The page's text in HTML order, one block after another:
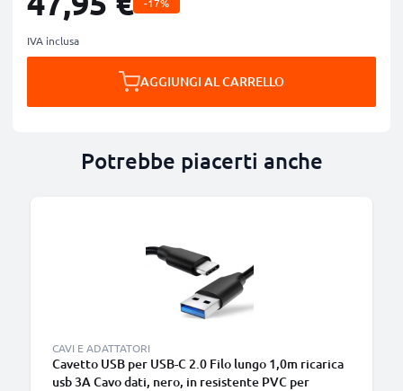
IVA inclusa
AGGIUNGI AL CARRELLO
Potrebbe piacerti anche
CAVI E ADATTATORI
Cavetto USB per USB-C 2.0 Filo lungo 1,0m ricarica
usb 3A Cavo dati, nero, in resistente PVC per